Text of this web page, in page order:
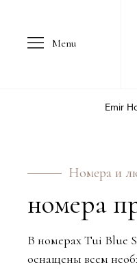
Menu
Emir
Номера и
номера
В номерах Tui Blue
оснащены всем